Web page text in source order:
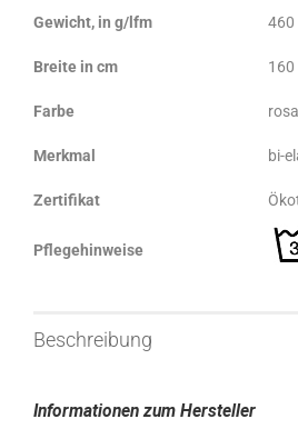
Gewicht, in g/lfm 460
Breite in cm 160
Farbe
Merkmal bi-
Zertifikat
Pflegehinweise
Beschreibung